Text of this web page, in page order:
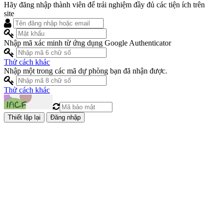
Hãy đăng nhập thành viên để trải nghiệm đầy đủ các tiện ích trên
site
Nhập mã xác minh từ ứng dụng Google Authenticator
Thử cách khác
Nhập một trong các mã dự phòng bạn đã nhận được.
Thử cách khác
Đăng nhập